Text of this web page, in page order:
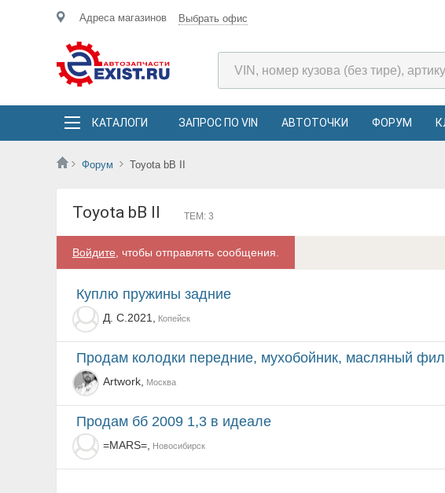
Адреса магазинов Выбрать офис
КАТАЛОГИ ЗАПРОС ПО VIN АВТОТОЧКИ ФОРУМ
Форум Toyota bB II
Toyota bB II ТЕМ: 3
Войдите , чтобы отправлять сообщения.
куплю пружины задние
Д. С.2021, Копейск
Продам колодки передние, мухобойник, масляный
Artwork, Москва
продам бб 2009 1,3 в идеале
=MARS=, Новосибирск